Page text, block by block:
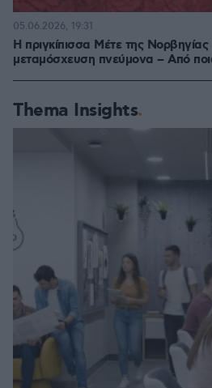
Η πριγκίπισσα Μέτε της
μεταμόσχευση πνεύμονα – Από
05.06.2026, 19:31
Thema Insights